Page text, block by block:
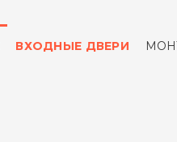
ВХОДНЫЕ ДВЕРИ